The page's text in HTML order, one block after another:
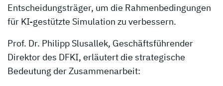
Entscheidungsträger, um die Rahmenbedingungen
für KI-gestützte Simulation zu verbessern.
Prof. Dr. Philipp Slusallek, Geschäftsführender
Direktor des DFKI, erläutert die strategische
Bedeutung der Zusammenarbeit: